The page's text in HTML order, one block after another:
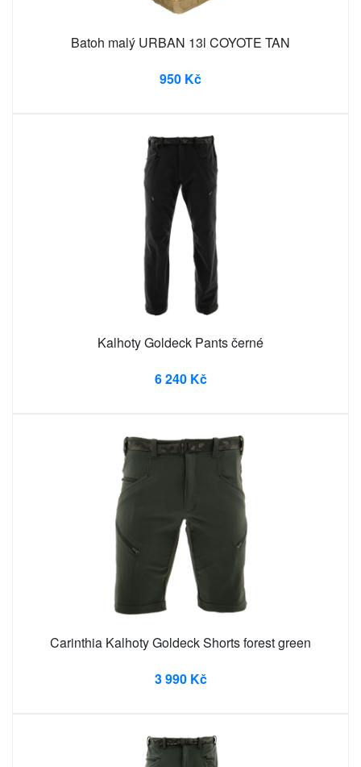
Batoh malý URBAN 13l COYOTE TAN
950 Kč
Kalhoty Goldeck Pants černé
6 240 Kč
Carinthia Kalhoty Goldeck Shorts forest green
3 990 Kč